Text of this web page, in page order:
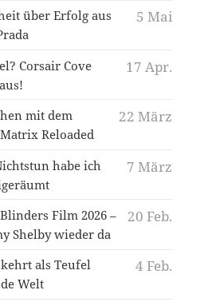
über Erfolg aus
5 Mai
Corsair Cove
17 Apr.
mit dem
Reloaded
22 März
habe ich
7 März
Film 2026 –
Shelby wieder da
20 Feb.
als Teufel
Welt
4 Feb.